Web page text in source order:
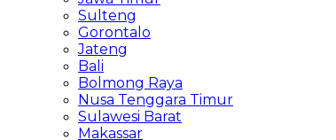
Sulteng
Gorontalo
Jateng
Bali
Bolmong Raya
Nusa Tenggara Timur
Sulawesi Barat
Makassar